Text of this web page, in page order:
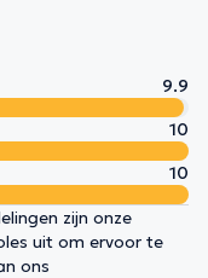
9.9
10
10
zijn onze
uit om ervoor te
ons